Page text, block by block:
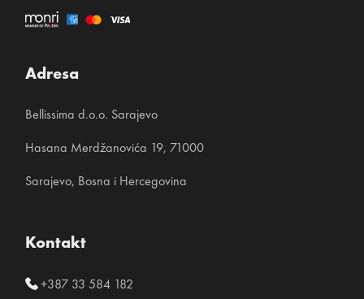
Adresa
Bellissima d.o.o. Sarajevo
Hasana Merdžanovića 19, 71000
Sarajevo, Bosna i Hercegovina
Kontakt
+387 33 584 182